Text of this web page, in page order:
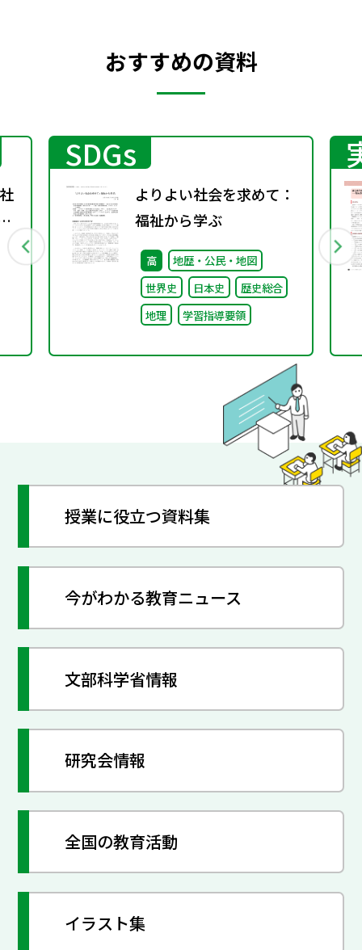
おすすめの資料
SDGs
よりよい社会を求めて：
福祉から学ぶ
高
地歴・公民・地図
世界史
日本史
歴史総合
地理
学習指導要領
授業に役立つ資料集
今がわかる教育ニュース
文部科学省情報
研究会情報
全国の教育活動
イラスト集